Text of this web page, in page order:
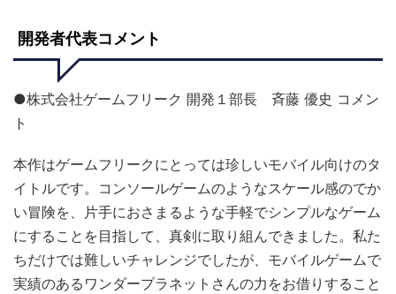
開発者代表コメント
●株式会社ゲームフリーク 開発１部長 斉藤 優史 コメン
ト
本作はゲームフリークにとっては珍しいモバイル向けのタ
イトルです。コンソールゲームのようなスケール感のでか
い冒険を、片手におさまるような手軽でシンプルなゲーム
にすることを目指して、真剣に取り組んできました。私た
ちだけでは難しいチャレンジでしたが、モバイルゲームで
実績のあるワンダープラネットさんの力をお借りすること